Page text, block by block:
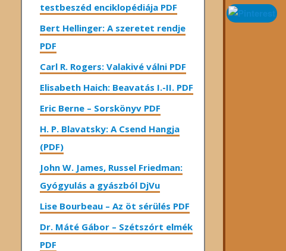
testbeszéd enciklopédiája PDF
Bert Hellinger: A ​szeretet rendje
PDF
Carl R. Rogers: Valakivé válni PDF
Elisabeth Haich: Beavatás I.-II. PDF
Eric Berne – Sorskönyv PDF
H. P. Blavatsky: A Csend Hangja
(PDF)
John W. James, Russel Friedman:
Gyógyulás a gyászból DjVu
Lise Bourbeau – Az öt sérülés PDF
Dr. Máté Gábor – Szétszórt elmék
PDF